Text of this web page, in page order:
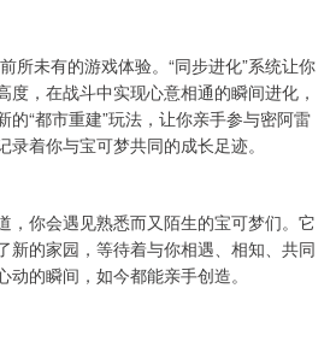
所未有的游戏体验。“同步进化”系统让你
度，在战斗中实现心意相通的瞬间进化，
的“都市重建”玩法，让你亲手参与密阿雷
着你与宝可梦共同的成长足迹。
，你会遇见熟悉而又陌生的宝可梦们。它
新的家园，等待着与你相遇、相知、共同
的瞬间，如今都能亲手创造。